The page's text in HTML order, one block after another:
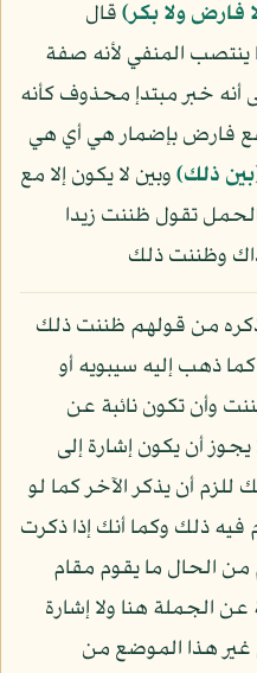
فارض ولا بكر﴾قال
المنفي لأنه صفة
أنه خبر مبتدإ محذوف كأنه
فارض بإضمار هي أي هي
ذلك﴾وبين لا يكون إلا مع
تقول ظننت زيدا
وظننت ذلك
ذكره من قولهم ظننت ذلك
ذهب إليه سيبويه أو
وأن تكون نائبة عن
أن يكون إشارة إلى
للزم أن يذكر الآخر كما لو
فيه ذلك وكما أنك إذا ذكرت
من الحال ما يقوم مقام
الجملة هنا ولا إشارة
غير هذا الموضع من